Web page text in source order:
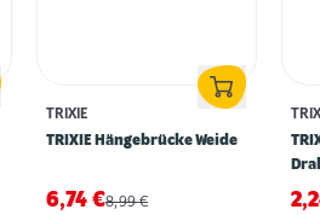
TRIXIE
TRIXIE Hängebrücke Weide
6,74 €8,99€